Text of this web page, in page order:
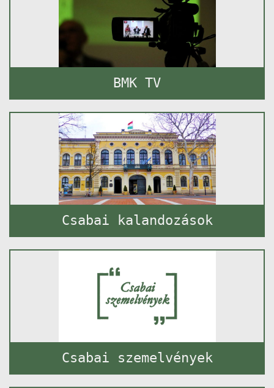
BMK TV
Csabai kalandozások
Csabai szemelvények